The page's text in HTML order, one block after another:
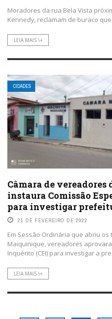
Moradores da rua Bela Vista
Kennedy, reclamam de buraco
LEIA MAIS \+
CIDADES
Câmara de
instaura Comissão
para investigar
21 DE FEVEREIRO DE 2022
Em Sessão Ordinária que abriu
Maiquinique, vereadores
Inquérito (CEI) para investigar a
LEIA MAIS \+